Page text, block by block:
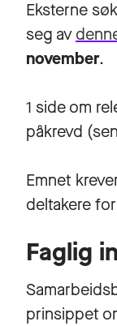
Eksterne
seg av
november.
1 side om
påkrevd
Emnet
deltakere
Faglig
prinsippet